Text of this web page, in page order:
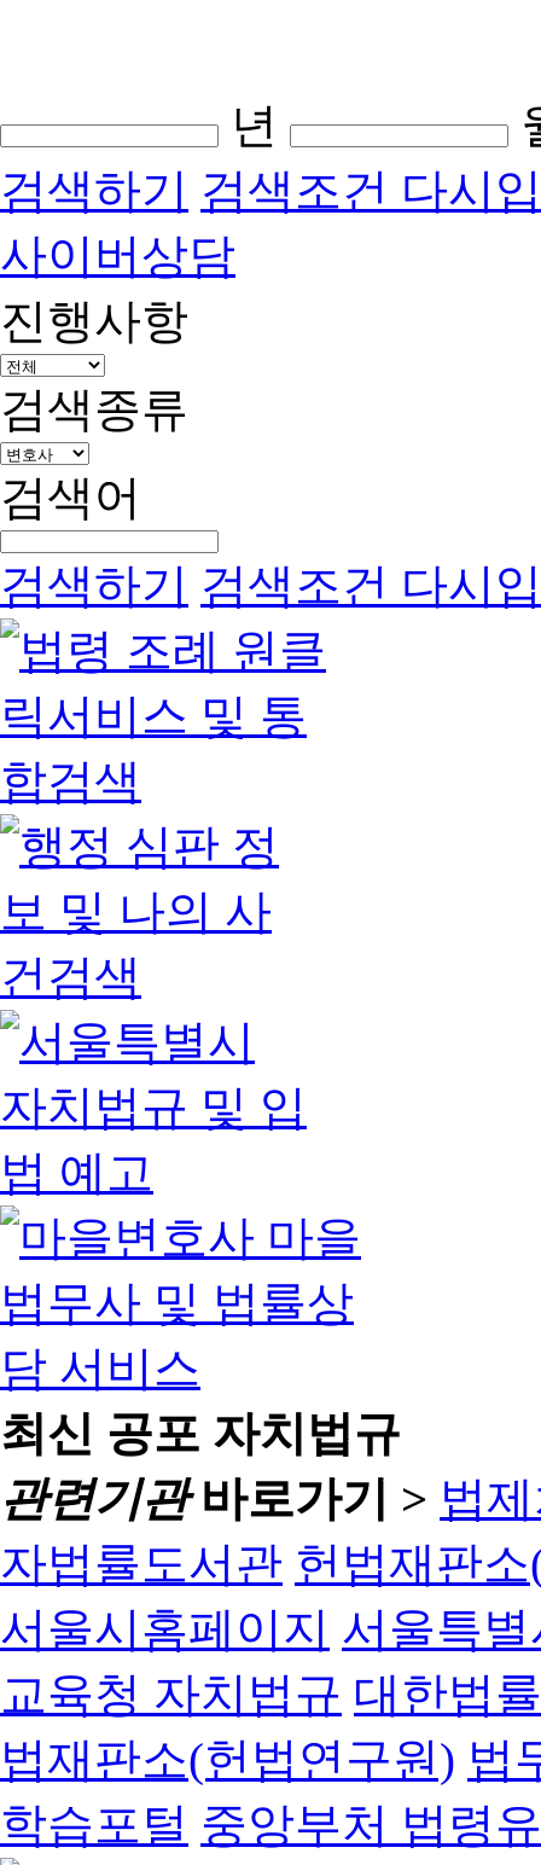
년
검색하기 검색조건 다시
사이버상담
진행사항
검색종류
검색어
검색하기 검색조건 다시
최신 공포 자치법규
관련기관바로가기 > 법
자법률도서관 헌법재판
서울시홈페이지 서울특
교육청 자치법규 대한법
법재판소(헌법연구원) 법
학습포털 중앙부처 법령